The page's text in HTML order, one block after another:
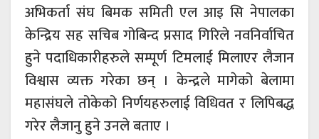
अभिकर्ता संघ बिमक समिती एल आइ सि नेपालका
केन्द्रिय सह सचिब गोबिन्द प्रसाद गिरिले नवनिर्वाचित
हुने पदाधिकारीहरुले सम्पूर्ण टिमलाई मिलाएर लैजान
विश्वास व्यक्त गरेका छन् । केन्द्रले मागेको बेलामा
महासंघले तोकेको निर्णयहरुलाई विधिवत र लिपिबद्ध
गरेर लैजानु हुने उनले बताए ।